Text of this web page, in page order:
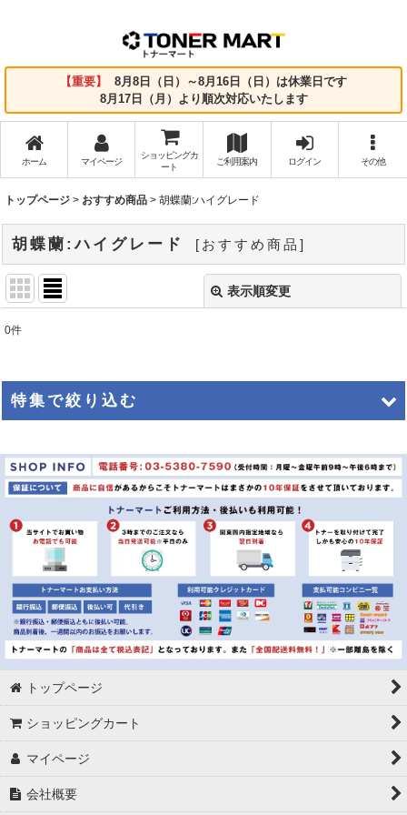
【重要】
8月8日（日）～8月16日（日）は休業日です
8月17日（月）より順次対応いたします
ホーム マイページ
ショッピングカ
ート
ご利用案内 ログイン その他
トップページ > おすすめ商品 > 胡蝶蘭:ハイグレード
胡蝶蘭:ハイグレード [ おすすめ商品 ]
表示順変更
並び順:
0件
特集で絞り込む
レターケース&メール便専用ケース&紙袋
胡蝶蘭:ハイグレード
胡蝶蘭:スタンダード
胡蝶蘭:ミディ
胡蝶蘭:化粧蘭
クッション封筒
コピー用紙
カラーペーパー
キングジム：テプラ
テプラ：6ｍｍ
トップページ
ショッピングカート
マイページ
会社概要